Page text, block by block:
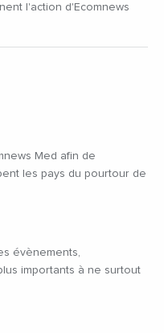
Med afin de
les pays du pourtour de
évènements,
importants à ne surtout
l'action d'Ecomnews